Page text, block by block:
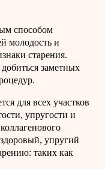
способом
молодость и
старения.
заметных
для всех участков
упругости и
упругий
таких как